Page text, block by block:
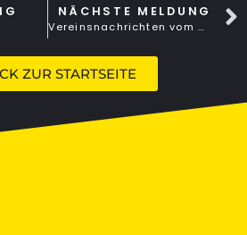
NÄCHSTE MELDUNG
Vereinsnachrichten vom 02.Dezember 2025
ZUR STARTSEITE